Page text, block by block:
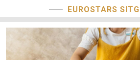
EUROSTARS